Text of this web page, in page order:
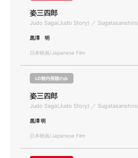
姿三四郎
Judo Saga(Judo Story) ／ Sugatasanshiro
黒澤 明
日本映画/Japanese Film
LD館内視聴のみ
姿三四郎
Judo Saga(Judo Story) ／ Sugatasanshiro
黒澤 明
日本映画/Japanese Film